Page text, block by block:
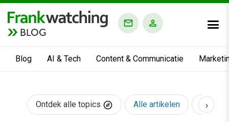
BLOG
Blog AI & Tech Content & Communicatie
Ontdek alle topics Alle artikelen AI &
›